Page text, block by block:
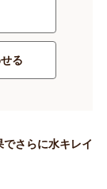
る
さらに水キレイ